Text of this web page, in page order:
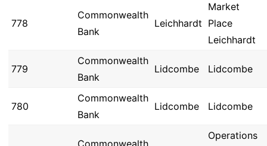
778
Commonwealth
Bank
Leichhardt
Market
Place
Leichhardt
779
Commonwealth
Bank
Lidcombe Lidcombe
780
Commonwealth
Bank
Lidcombe Lidcombe
Commonwealth
Operations